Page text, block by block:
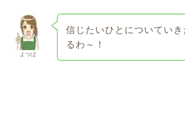
よつば
信じたいひとについてい
るわ～！